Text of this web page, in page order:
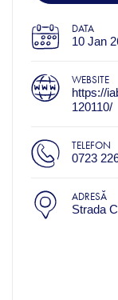
DATA
10 Jan
WEBSITE
https://
120110/
TELEFON
0723
ADRESĂ
Strada